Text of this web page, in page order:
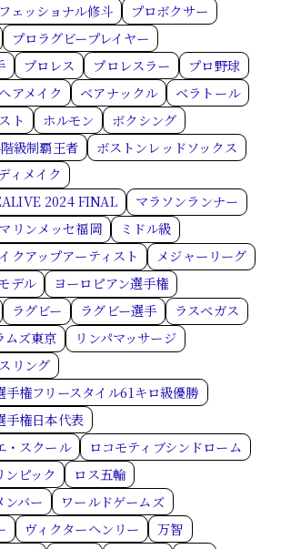
ェッショナル修斗
プロボクサー
プロラグビープレイヤー
プロレス プロレスラー
プロ野球
ヘアメイク ベアナックル
ベラトール
ト ホルモン
ボクシング
級制覇王者
ボストンレッドソックス
ィメイク
2024 FINAL
マラソンランナー
マリンメッセ福岡
ミドル級
クアップアーティスト
メジャーリーグ
デル
ヨーロピアン選手権
ラグビー ラグビー選手
ラスベガス
ムズ東京
リンパマッサージ
リング
手権フリースタイル61キロ級優勝
手権日本代表
・スクール
ロコモティブシンドローム
ピック
ロス五輪
ンバー
ワールドゲームズ
ヴィクターヘンリー
万智